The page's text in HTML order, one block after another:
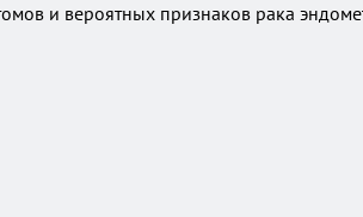
и вероятных признаков рака